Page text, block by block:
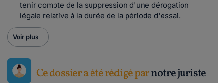
tenir compte de la suppression d'une dérogation
légale relative à la durée de la période d'essai.
Voir plus
Ce dossier a été rédigé parnotre juriste